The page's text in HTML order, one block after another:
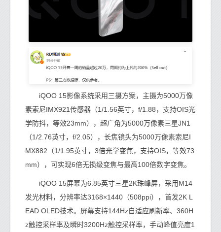
iQOO 15影像系统采用三摄方案，主摄为5000万像
素索尼IMX921传感器（1/1.56英寸，f/1.88，支持OIS光
学防抖，等效23mm），超广角为5000万像素三星JN1
（1/2.76英寸，f/2.05），长焦镜头为5000万像素索尼I
MX882（1/1.95英寸，3倍光学变焦，支持OIS，等效73
mm），可实现6倍无损级变焦与最高100倍数字变焦。
iQOO 15屏幕为6.85英寸三星2K珠峰屏，采用M14
发光材料，分辨率达3168×1440（508ppi），首发2K L
EAD OLED技术。屏幕支持144Hz自适应刷新率、360H
z触控采样率及瞬时3200Hz触控采样率，手动峰值亮度1